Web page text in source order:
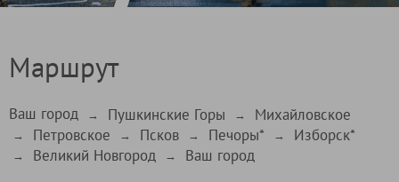
Маршрут
Ваш город → Пушкинские Горы → Михайловское
→ Петровское → Псков → Печоры* → Изборск*
→ Великий Новгород → Ваш город